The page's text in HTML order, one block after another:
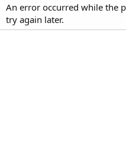
An error occurred while the
try again later.